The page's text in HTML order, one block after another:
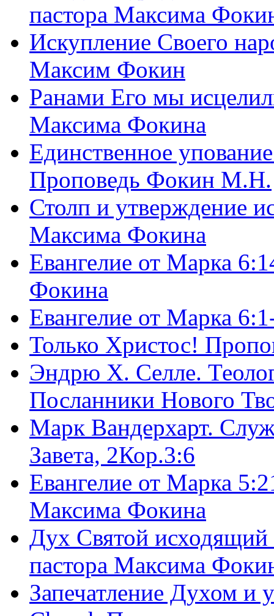
пастора Максима
Искупление Своего
Максим Фокин
Ранами Его мы
Максима Фокина
Единственное
Проповедь Фокин М.Н.
Столп и утверждение
Максима Фокина
Евангелие от Марка
Фокина
Евангелие от Марка
Только Христос!
Эндрю Х. Селле.
Посланники Нового
Марк Вандерхарт.
Завета, 2Кор.3:6
Евангелие от Марка
Максима Фокина
Дух Святой
пастора Максима
Запечатление Духом и